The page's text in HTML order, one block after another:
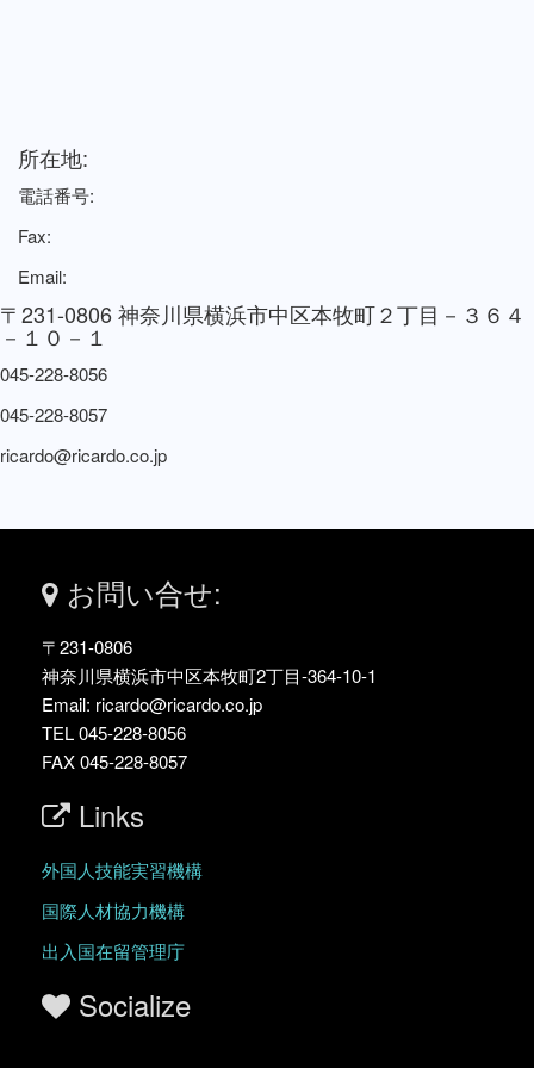
所在地:
電話番号:
Fax:
Email:
〒231-0806 神奈川県横浜市中区本牧町２丁目－３６４
－１０－１
045-228-8056
045-228-8057
ricardo@ricardo.co.jp
お問い合せ:
〒231-0806
神奈川県横浜市中区本牧町2丁目-364-10-1
Email: ricardo@ricardo.co.jp
TEL 045-228-8056
FAX 045-228-8057
Links
外国人技能実習機構
国際人材協力機構
出入国在留管理庁
Socialize